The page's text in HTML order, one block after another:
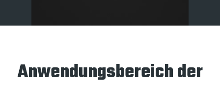
Anwendungsbereich der